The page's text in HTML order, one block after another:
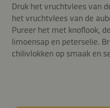
Druk het vruchtvlees van
het vruchtvlees van de
Pureer het met knoflook,
limoensap en peterselie.
chilivlokken op smaak en